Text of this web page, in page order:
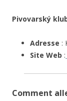
Pivovarský
Adresse :
Site Web :
Comment